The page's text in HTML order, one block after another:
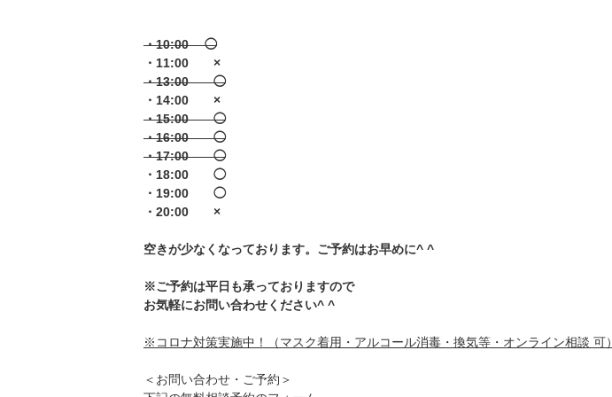
・10:00 ◯
・11:00 ×
・13:00 ◯
・14:00 ×
・15:00 ◯
・16:00 ◯
・17:00 ◯
・18:00 ◯
・19:00 ◯
・20:00 ×
空きが少なくなっております。ご予約はお早めに^ ^
※ご予約は平日も承っておりますので
お気軽にお問い合わせください^ ^
※コロナ対策実施中！（マスク着用・アルコール消毒・換気等・オンライン相談 可）
＜お問い合わせ・ご予約＞